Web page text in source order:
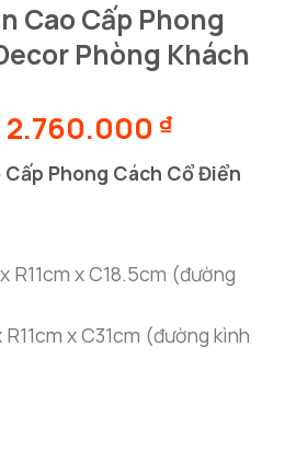
Cao Cấp Phong
Phòng Khách
2.760.000 ₫Khoảng
giá:
từ
Phong Cách Cổ Điển
R11cm x C18.5cm (đường
x C31cm (đường kình